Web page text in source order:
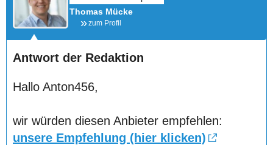
Thomas Mücke
zum Profil
Antwort der Redaktion
Hallo Anton456,
wir würden diesen Anbieter empfehlen:
unsere Empfehlung (hier klicken)